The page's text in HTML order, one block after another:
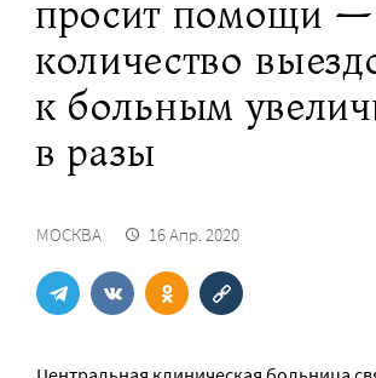
просит помощи —
количество
к больным
в разы
МОСКВА 16 Апр. 2020